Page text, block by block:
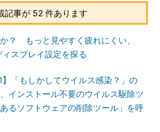
記事が 52 件あります
？ もっと見やすく疲れにくい、
ィスプレイ設定を探る
】「もしかしてウイルス感染？」の
インストール不要のウイルス駆除ツ
るソフトウェアの削除ツール」を呼